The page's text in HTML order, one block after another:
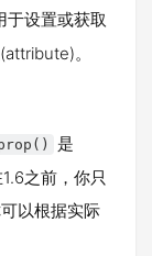
于设置或获取
。
是
之前，你只
以根据实际